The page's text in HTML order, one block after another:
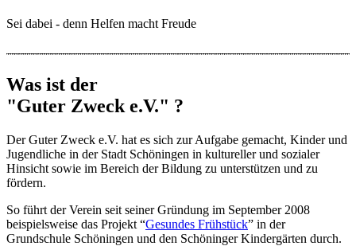
Sei dabei - denn Helfen macht Freude
Was ist der
"Guter Zweck e.V." ?
Der Guter Zweck e.V. hat es sich zur Aufgabe gemacht, Kinder und
Jugendliche in der Stadt Schöningen in kultureller und sozialer
Hinsicht sowie im Bereich der Bildung zu unterstützen und zu
fördern.
So führt der Verein seit seiner Gründung im September 2008
beispielsweise das Projekt “Gesundes Frühstück” in der
Grundschule Schöningen und den Schöninger Kindergärten durch.